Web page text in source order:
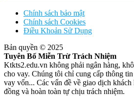
Chính sách bảo mật
Chính sách Cookies
Điều Khoản Sử Dụng
Bản quyền © 2025
Tuyên Bố Miễn Trừ Trách Nhiệm
Ktkts2.edu.vn không phải ngân hàng,
cho vay. Chúng tôi chỉ cung cấp thông
vay vốn... Các vấn đề về giao dịch
đồng và hoàn toàn tự chịu trách nhiệm.